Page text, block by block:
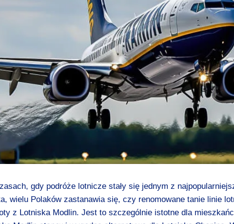
gdy podróże lotnicze stały się jednym z
wielu Polaków zastanawia się, czy renomowane tanie linie
z Lotniska Modlin. Jest to szczególnie istotne dla